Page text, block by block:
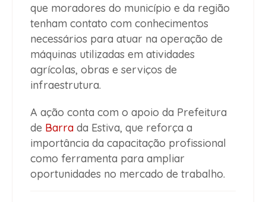
que moradores do município e da região
tenham contato com conhecimentos
necessários para atuar na operação de
máquinas utilizadas em atividades
agrícolas, obras e serviços de
infraestrutura.
A ação conta com o apoio da Prefeitura
de Barra da Estiva, que reforça a
importância da capacitação profissional
como ferramenta para ampliar
oportunidades no mercado de trabalho.